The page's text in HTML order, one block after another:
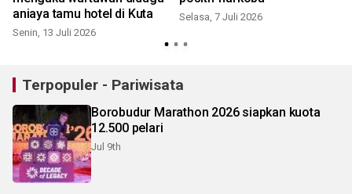
aniaya tamu hotel di Kuta
Senin, 13 Juli 2026
Selasa, 7 Juli 2026
Terpopuler - Pariwisata
Borobudur Marathon 2026 siapkan kuota
12.500 pelari
Jul 9th